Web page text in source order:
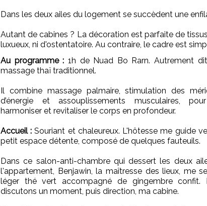
Dans les deux ailes du logement se succèdent une
Autant de cabines ? La décoration est parfaite de
luxueux, ni d'ostentatoire. Au contraire, le cadre est
Au programme : 1h de Nuad Bo Rarn. Autrement
massage thaï traditionnel.
Il combine massage palmaire, stimulation des
d’énergie et assouplissements musculaires,
harmoniser et revitaliser le corps en profondeur.
Accueil : Souriant et chaleureux. L'hôtesse me guide
petit espace détente, composé de quelques fauteuils.
Dans ce salon-anti-chambre qui dessert les deux
l'appartement, Benjawin, la maîtresse des lieux, me
léger thé vert accompagné de gingembre confit.
discutons un moment, puis direction, ma cabine.